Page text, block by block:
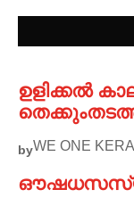
ഉളിക്കൽ
byWE ONE